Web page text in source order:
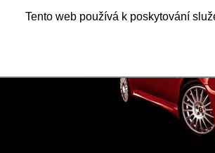
Tento web používá k poskytování